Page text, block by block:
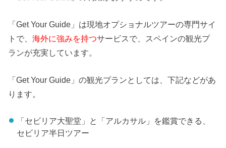
「Get Your Guide」は現地オプショナルツアーの専門サイ
トで、海外に強みを持つサービスで、スペインの観光プ
ランが充実しています。
「Get Your Guide」の観光プランとしては、下記などがあ
ります。
「セビリア大聖堂」と「アルカサル」を鑑賞できる、
セビリア半日ツアー